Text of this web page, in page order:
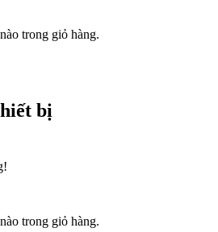
trong giỏ hàng.
bị
trong giỏ hàng.